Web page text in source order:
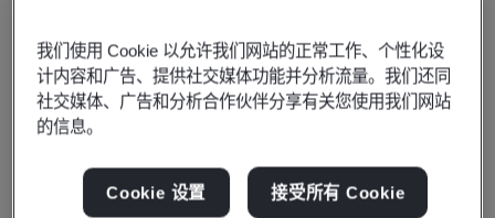
Shanxi Aoution
Machinery
Manufacturing Co., Ltd.
Business scope:Development, Production and Sale of
我们使用 Cookie 以允许我们网站的正常工作、个性化设
计内容和广告、提供社交媒体功能并分析流量。我们还同
社交媒体、广告和分析合作伙伴分享有关您使用我们网站
的信息。
Cookie 设置 接受所有 Cookie